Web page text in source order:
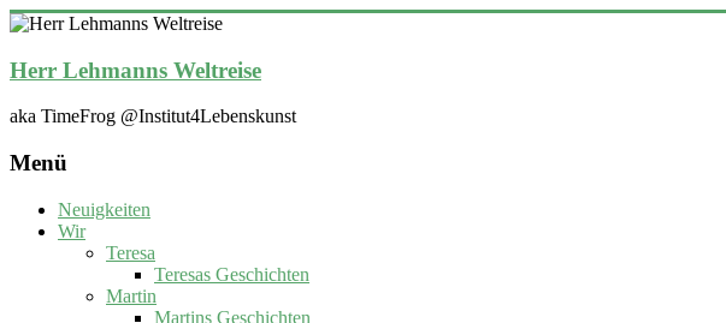
Zum
springen
Herr Lehmanns Weltreise
aka TimeFrog @Institut4Lebenskunst
Menü
Neuigkeiten
Wir
Teresa
Teresas Geschichten
Martin
Martins Geschichten